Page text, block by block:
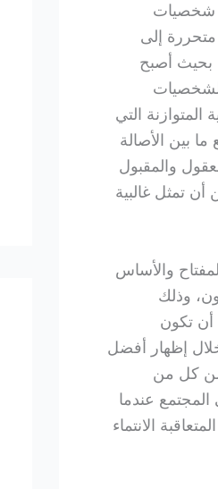
شخصيات
متحررة إلى
بحيث أصبح
التي
بين الأصالة
والمقبول
أن تمثل غالبية
والأساس
وذلك
أن تكون
خلال إظهار أفضل
كل من
المجتمع عندما
الانتماء